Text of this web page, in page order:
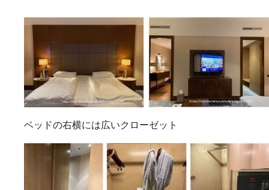
ベッドの右横には広いクローゼット